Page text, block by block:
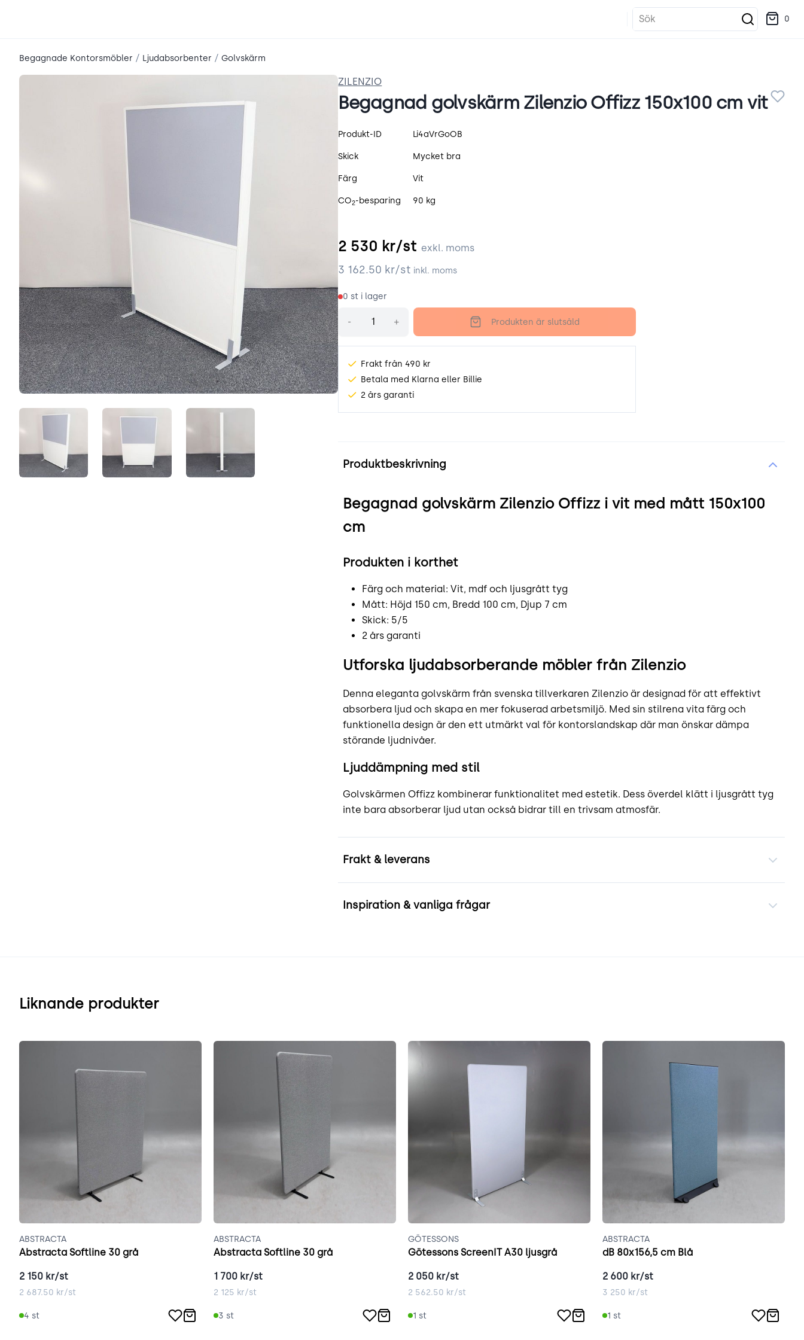
Sök 0
Begagnade Kontorsmöbler / Ljudabsorbenter / Golvskärm
hrogn3BKfQVn.jpegYB8j_4T_pHIL.jpegg19j3e5TLhx_.jpeg
ZILENZIO
Begagnad golvskärm Zilenzio Offizz 150x100 cm vit
Produktspecifikation
Produkt-ID Li4aVrGoOB
Skick Mycket bra
Färg Vit
CO2-besparing 90 kg
2 530 kr/st exkl. moms
3 162.50 kr/st inkl. moms
0 st i lager
- + Produkten är slutsåld
Frakt från 490 kr
Betala med Klarna eller Billie
2 års garanti
Produktbeskrivning
Begagnad golvskärm Zilenzio Offizz i vit med mått 150x100
cm
Produkten i korthet
Färg och material: Vit, mdf och ljusgrått tyg
Mått: Höjd 150 cm, Bredd 100 cm, Djup 7 cm
Skick: 5/5
2 års garanti
Utforska ljudabsorberande möbler från Zilenzio
Denna eleganta golvskärm från svenska tillverkaren Zilenzio är designad för att effektivt
absorbera ljud och skapa en mer fokuserad arbetsmiljö. Med sin stilrena vita färg och
funktionella design är den ett utmärkt val för kontorslandskap där man önskar dämpa
störande ljudnivåer.
Ljuddämpning med stil
Golvskärmen Offizz kombinerar funktionalitet med estetik. Dess överdel klätt i ljusgrått tyg
inte bara absorberar ljud utan också bidrar till en trivsam atmosfär.
Frakt & leverans
Inspiration & vanliga frågar
Liknande produkter
ABSTRACTA
Abstracta Softline 30 grå
2 150 kr/st
2 687.50 kr/st
4 st
ABSTRACTA
Abstracta Softline 30 grå
1 700 kr/st
2 125 kr/st
3 st
GÖTESSONS
Götessons ScreenIT A30 ljusgrå
2 050 kr/st
2 562.50 kr/st
1 st
ABSTRACTA
dB 80x156,5 cm Blå
2 600 kr/st
3 250 kr/st
1 st